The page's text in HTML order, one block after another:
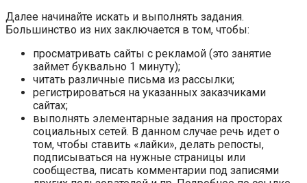
Далее начинайте искать и выполнять задания.
Большинство из них заключается в том, чтобы:
просматривать сайты с рекламой (это занятие
займет буквально 1 минуту);
читать различные письма из рассылки;
регистрироваться на указанных заказчиками
сайтах;
выполнять элементарные задания на просторах
социальных сетей. В данном случае речь идет о
том, чтобы ставить «лайки», делать репосты,
подписываться на нужные страницы или
сообщества, писать комментарии под записями